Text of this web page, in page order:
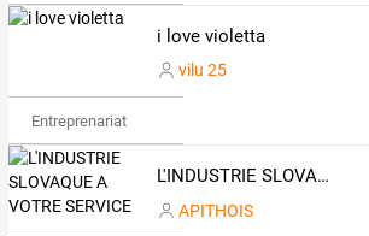
i love violetta
vilu 25
Entreprenariat
L'INDUSTRIE SLOVAQUE A VOTRE SERVICE
APITHOIS